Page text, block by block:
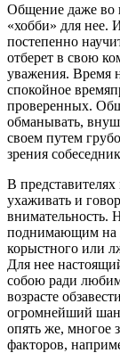
Общение даже во
«хобби» для нее.
постепенно
отберет в свою
уважения. Время
спокойное
проверенных.
обманывать,
своем путем
зрения
В
ухаживать и
внимательность.
поднимающим на
корыстного или
Для нее
собою ради
возрасте
огромнейший
опять же, многое
факторов,